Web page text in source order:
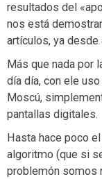
resultados del
nos está
artículos, ya
Más que nada por
día día, con ele
Moscú,
pantallas digitales.
Hasta hace poco
algoritmo (que si
problemón somos